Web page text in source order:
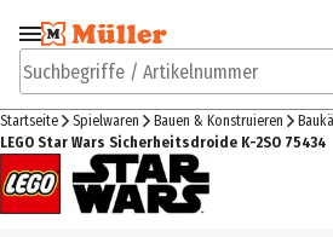
Zur Navigation
springen
Zum
Suchbegriffe / Artikelnummer
Startseite Spielwaren Bauen & Konstruieren
LEGO Star Wars Sicherheitsdroide K-2SO 75434